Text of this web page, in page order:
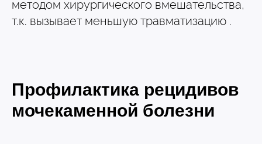
методом хирургического вмешательства,
т.к. вызывает меньшую травматизацию .
Профилактика рецидивов
мочекаменной болезни